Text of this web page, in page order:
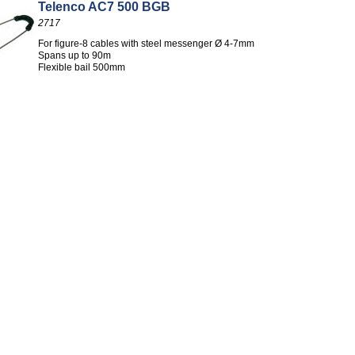
Telenco AC7 500 BGB
2717
For figure-8 cables with steel messenger Ø 4-7mm
Spans up to 90m
Flexible bail 500mm